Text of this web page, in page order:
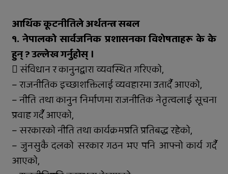
समानताका लागि सरोकारवालाको १० बुँदे
प्रतिबद्धता
प्रदेशमै पहिलो प्रविधिमैत्री बन्दै विरेन्द्रनगर
कर्णालीमा विपद् प्रतिकार्य योजना लागू
रुकुम पश्चिमका छ स्थानीय तहले ल्याए
सार्वजनिक बिदामा पनि सेवा दिदै
आर्थिक कूटनीतिले अर्थतन्त्र सबल
१. नेपालको सार्वजनिक प्रशासनका विशेषताहरू के के
हुन् ? उल्लेख गर्नुहोस् ।
 संविधान र कानुनद्वारा व्यवस्थित गरिएको,
– राजनीतिक इच्छाशक्तिलाई व्यवहारमा उतार्दै आएको,
– नीति तथा कानुन निर्माणमा राजनीतिक नेतृत्वलाई सूचना
प्रवाह गर्दै आएको,
– सरकारको नीति तथा कार्यक्रमप्रति प्रतिबद्ध रहेको,
– जुनसुकै दलको सरकार गठन भए पनि आफ्नो कार्य गर्दै
आएको,